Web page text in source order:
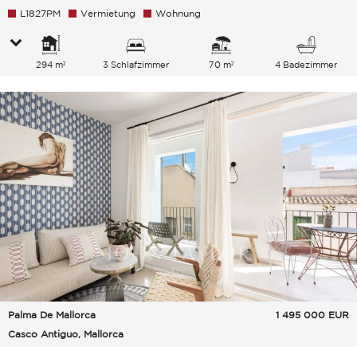
L1827PM Vermietung Wohnung
294 m² 3 Schlafzimmer 70 m² 4 Badezimmer
Palma De Mallorca
Casco Antiguo, Mallorca
1 495 000 EUR